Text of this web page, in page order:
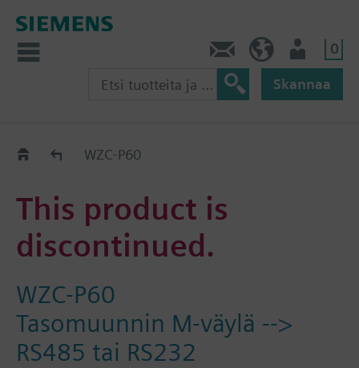
0
Skannaa
Old2NewWZC-P60
This product is
discontinued.
WZC-P60
Tasomuunnin M-väylä -->
RS485 tai RS232